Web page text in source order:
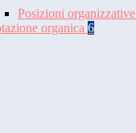
Posizioni organizzative
organica 6